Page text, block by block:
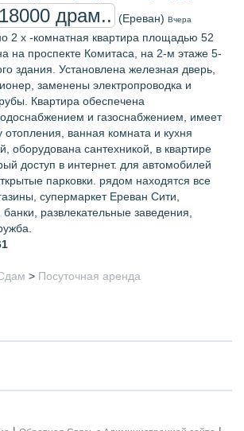
18000 драм.. (Ереван) Вчера
2 х -комнатная квартира площадью 52
на проспекте Комитаса, на 2-м этаже 5-
здания. Установлена железная дверь,
заменены электропроводка и
Квартира обеспечена
и газоснабжением, имеет
отопления, ванная комната и кухня
оборудована сантехникой, в квартире
доступ в интернет. для автомобилей
парковки. рядом находятся все
супермаркет Ереван Сити,
развлекательные заведения,
> Посуточная аренда